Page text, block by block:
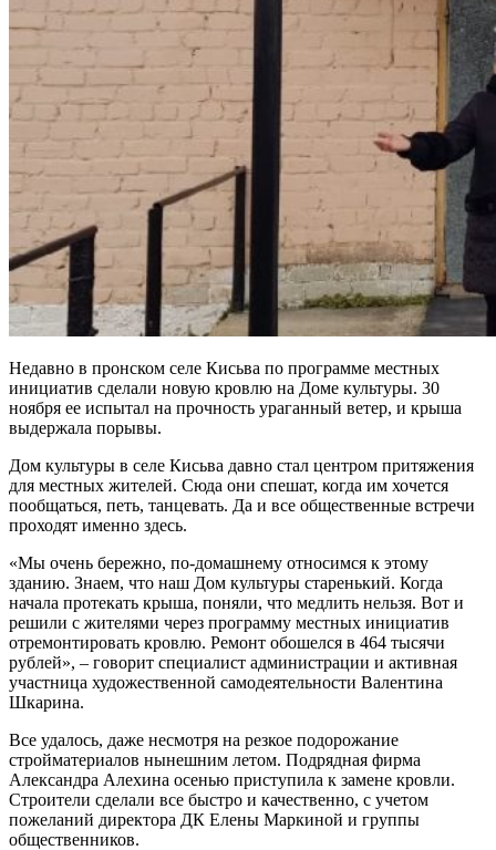
Недавно в пронском селе Кисьва по программе местных
инициатив сделали новую кровлю на Доме культуры. 30
ноября ее испытал на прочность ураганный ветер, и крыша
выдержала порывы.
Дом культуры в селе Кисьва давно стал центром притяжения
для местных жителей. Сюда они спешат, когда им хочется
пообщаться, петь, танцевать. Да и все общественные встречи
проходят именно здесь.
«Мы очень бережно, по-домашнему относимся к этому
зданию. Знаем, что наш Дом культуры старенький. Когда
начала протекать крыша, поняли, что медлить нельзя. Вот и
решили с жителями через программу местных инициатив
отремонтировать кровлю. Ремонт обошелся в 464 тысячи
рублей», – говорит специалист администрации и активная
участница художественной самодеятельности Валентина
Шкарина.
Все удалось, даже несмотря на резкое подорожание
стройматериалов нынешним летом. Подрядная фирма
Александра Алехина осенью приступила к замене кровли.
Строители сделали все быстро и качественно, с учетом
пожеланий директора ДК Елены Маркиной и группы
общественников.